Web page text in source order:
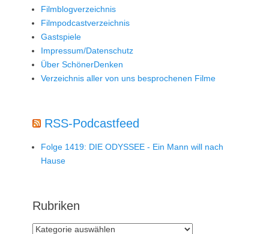
Filmblogverzeichnis
Filmpodcastverzeichnis
Gastspiele
Impressum/Datenschutz
Über SchönerDenken
Verzeichnis aller von uns besprochenen Filme
RSS-Podcastfeed
Folge 1419: DIE ODYSSEE - Ein Mann will nach
Hause
Rubriken
Rubriken